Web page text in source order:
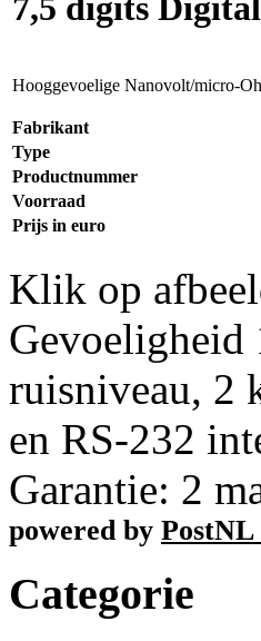
Hooggevoelige Nanovolt/micro-
Fabrikant
Type
Productnummer
Voorraad
Prijs in euro
Klik op
Gevoeligheid
ruisniveau, 2
en RS-232
Garantie: 2
powered by PostNL
Categorie